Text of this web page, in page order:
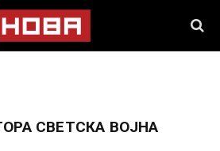
СВЕТСКА ВОЈНА